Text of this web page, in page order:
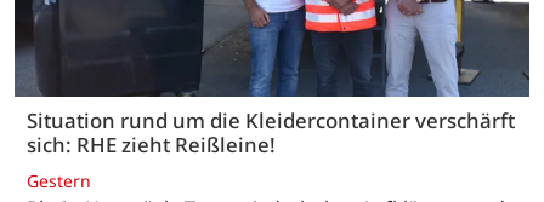
Situation rund um die Kleidercontainer verschärft
sich: RHE zieht Reißleine!
Gestern